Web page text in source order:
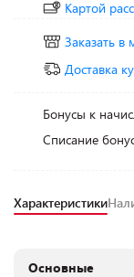
Картой
Заказать в
Доставка
Бонусы к
Списание
Характеристики
Основные